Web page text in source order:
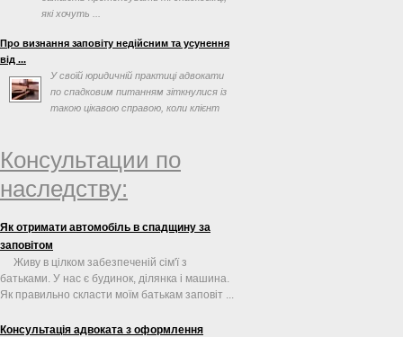
які хочуть ...
Про визнання заповіту недійсним та усунення
від ...
У своїй юридичній практиці адвокати
по спадковим питанням зіткнулися із
такою цікавою справою, коли клієнт
Консультации по
наследству:
Як отримати автомобіль в спадщину за
заповітом
Живу в цілком забезпеченій сім'ї з
батьками. У нас є будинок, ділянка і машина.
Як правильно скласти моїм батькам заповіт ...
Консультація адвоката з оформлення